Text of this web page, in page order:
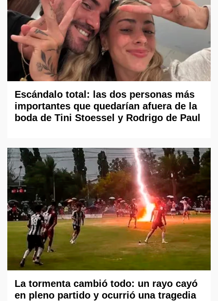
Escándalo total: las dos personas más
importantes que quedarían afuera de la
boda de Tini Stoessel y Rodrigo de Paul
La tormenta cambió todo: un rayo cayó
en pleno partido y ocurrió una tragedia